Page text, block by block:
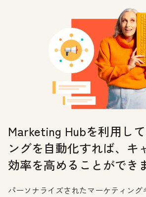
Marketing Hubを利用し
ングを自動化すれば、キ
効率を高めることができ
パーソナライズされたマーケティン